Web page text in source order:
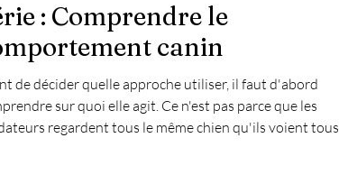
: Comprendre le
canin
de décider quelle approche utiliser, il faut d'abord
sur quoi elle agit. Ce n'est pas parce que les
regardent tous le même chien qu'ils voient tous